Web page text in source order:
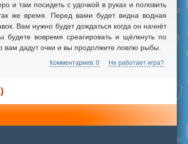
и там посидеть с удочкой в руках и половить
же время. Перед вами будет видна водная
Вам нужно будет дождаться когда он начнёт
вовремя среагировать и щёлкнуть по
вам дадут очки и вы продолжите ловлю рыбы.
Комментариев: 0 Не работает игра?